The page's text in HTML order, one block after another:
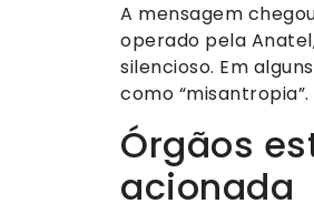
A mensagem
operado pela
silencioso. Em
como “misantropia”.
Órgãos
acionada